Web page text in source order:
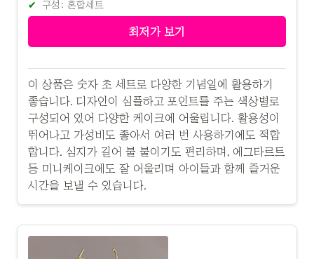
구성: 혼합세트
최저가 보기
이 상품은 숫자 초 세트로 다양한 기념일에 활용하기
좋습니다. 디자인이 심플하고 포인트를 주는 색상별로
구성되어 있어 다양한 케이크에 어울립니다. 활용성이
뛰어나고 가성비도 좋아서 여러 번 사용하기에도 적합
합니다. 심지가 길어 불 붙이기도 편리하며, 에그타르트
등 미니케이크에도 잘 어울리며 아이들과 함께 즐거운
시간을 보낼 수 있습니다.